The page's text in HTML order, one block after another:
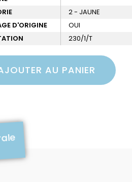
2 - JAUNE
D'ORIGINE
OUI
230/1/T
AU PANIER